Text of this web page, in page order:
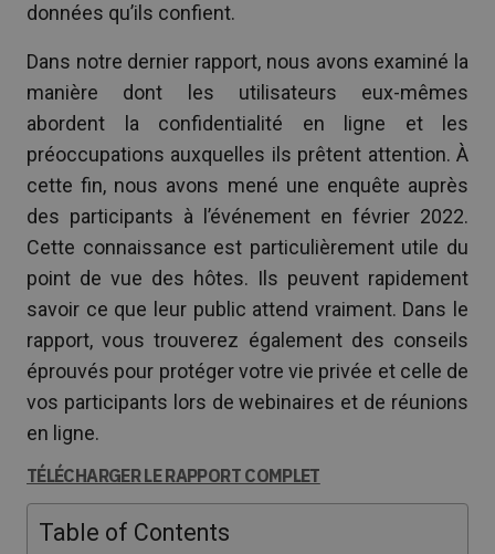
données qu’ils confient.
Dans notre dernier rapport, nous avons examiné la
manière dont les utilisateurs eux-mêmes
abordent la confidentialité en ligne et les
préoccupations auxquelles ils prêtent attention. À
cette fin, nous avons mené une enquête auprès
des participants à l’événement en février 2022.
Cette connaissance est particulièrement utile du
point de vue des hôtes. Ils peuvent rapidement
savoir ce que leur public attend vraiment. Dans le
rapport, vous trouverez également des conseils
éprouvés pour protéger votre vie privée et celle de
vos participants lors de webinaires et de réunions
en ligne.
TÉLÉCHARGER LE RAPPORT COMPLET
Table of Contents